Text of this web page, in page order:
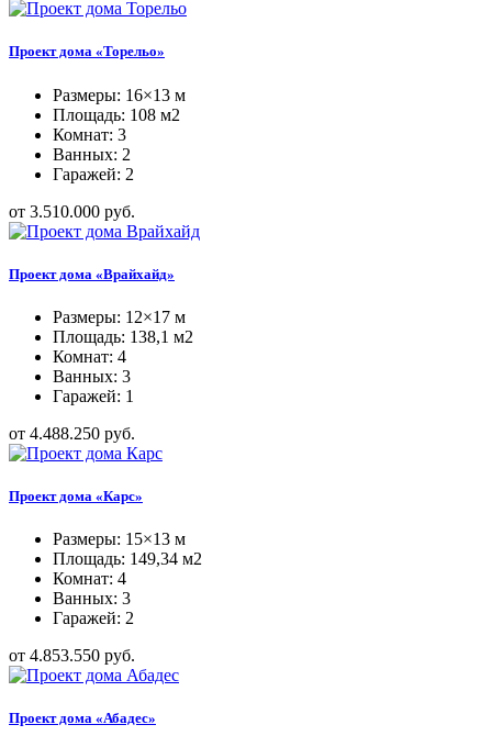
Проект дома «Торельо»
Размеры: 16×13 м
Площадь: 108 м2
Комнат: 3
Ванных: 2
Гаражей: 2
от 3.510.000 руб.
Проект дома «Врайхайд»
Размеры: 12×17 м
Площадь: 138,1 м2
Комнат: 4
Ванных: 3
Гаражей: 1
от 4.488.250 руб.
Проект дома «Карс»
Размеры: 15×13 м
Площадь: 149,34 м2
Комнат: 4
Ванных: 3
Гаражей: 2
от 4.853.550 руб.
Проект дома «Абадес»